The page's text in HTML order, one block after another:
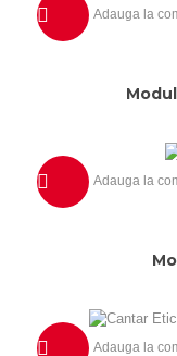
Adauga la
Adauga la
Adauga la